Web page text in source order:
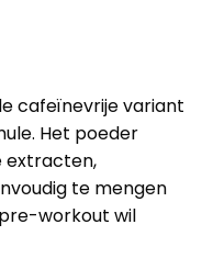
cafeïnevrije variant
Het poeder
extracten,
te mengen
workout wil